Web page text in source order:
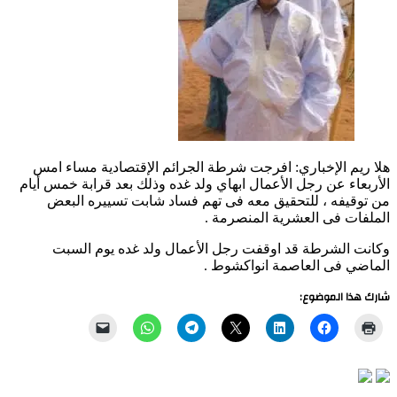
هلا ريم الإخباري: افرجت شرطة الجرائم الإقتصادية مساء امس
الأربعاء عن رجل الأعمال ابهاي ولد غده وذلك بعد قرابة خمس أيام
من توقيفه ، للتحقيق معه فى تهم فساد شابت تسييره البعض
الملفات فى العشرية المنصرمة .
وكانت الشرطة قد اوقفت رجل الأعمال ولد غده يوم السبت
الماضي فى العاصمة انواكشوط .
شارك هذا الموضوع: